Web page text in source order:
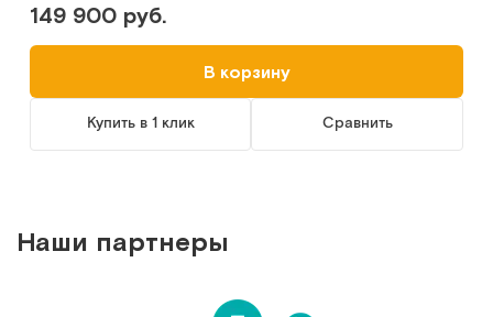
149 900 руб.
В корзину
Купить в 1 клик Сравнить
Наши партнеры